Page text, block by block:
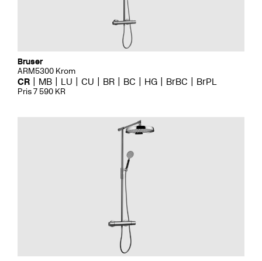
Bruser
ARM5300 Krom
CR MB LU CU BR BC HG BrBC BrPL
Pris 7 590 KR